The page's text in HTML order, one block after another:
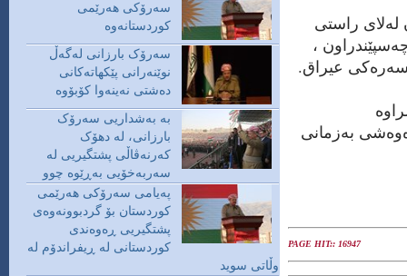
له‌لای راستی
،
عیراق.
به‌زمانی
PAGE HIT:: 16947
سەرۆکی هەرێمی
کوردستانەوە
سەرۆک بارزانی لەگەڵ
نوێنەرانی پێکهاتەکانی
دەشتی نەینەوا کۆبۆوە
بە بەشداریی سەرۆک
بارزانی، لە دهۆک
کەرنەڤاڵی پشتگیریی لە
سەربەخۆیی بەڕێوە چوو
پەیامی سەرۆكی هەرێمی
كوردستان بۆ گردبوونەوەی
پشتگیریی ڕەوەندی
كوردستانی لە ڕیفراندۆم لە
وڵاتی سوید